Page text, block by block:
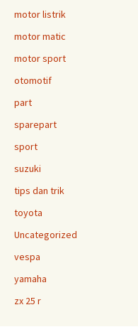
motor listrik
motor matic
motor sport
otomotif
part
sparepart
sport
suzuki
tips dan trik
toyota
Uncategorized
vespa
yamaha
zx 25 r